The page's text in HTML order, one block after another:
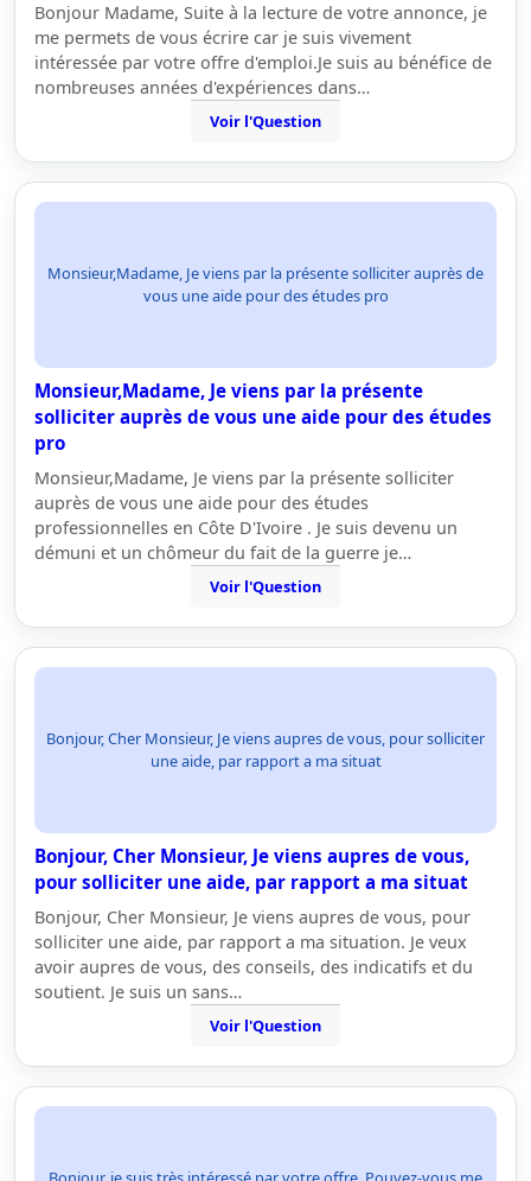
Bonjour Madame, Suite à la lecture de votre annonce, je
me permets de vous écrire car je suis vivement
intéressée par votre offre d'emploi.Je suis au bénéfice de
nombreuses années d'expériences dans…
Voir l'Question
Monsieur,Madame, Je viens par la présente solliciter auprès de
vous une aide pour des études pro
Monsieur,Madame, Je viens par la présente
solliciter auprès de vous une aide pour des études
pro
Monsieur,Madame, Je viens par la présente solliciter
auprès de vous une aide pour des études
professionnelles en Côte D'Ivoire . Je suis devenu un
démuni et un chômeur du fait de la guerre je…
Voir l'Question
Bonjour, Cher Monsieur, Je viens aupres de vous, pour solliciter
une aide, par rapport a ma situat
Bonjour, Cher Monsieur, Je viens aupres de vous,
pour solliciter une aide, par rapport a ma situat
Bonjour, Cher Monsieur, Je viens aupres de vous, pour
solliciter une aide, par rapport a ma situation. Je veux
avoir aupres de vous, des conseils, des indicatifs et du
soutient. Je suis un sans…
Voir l'Question